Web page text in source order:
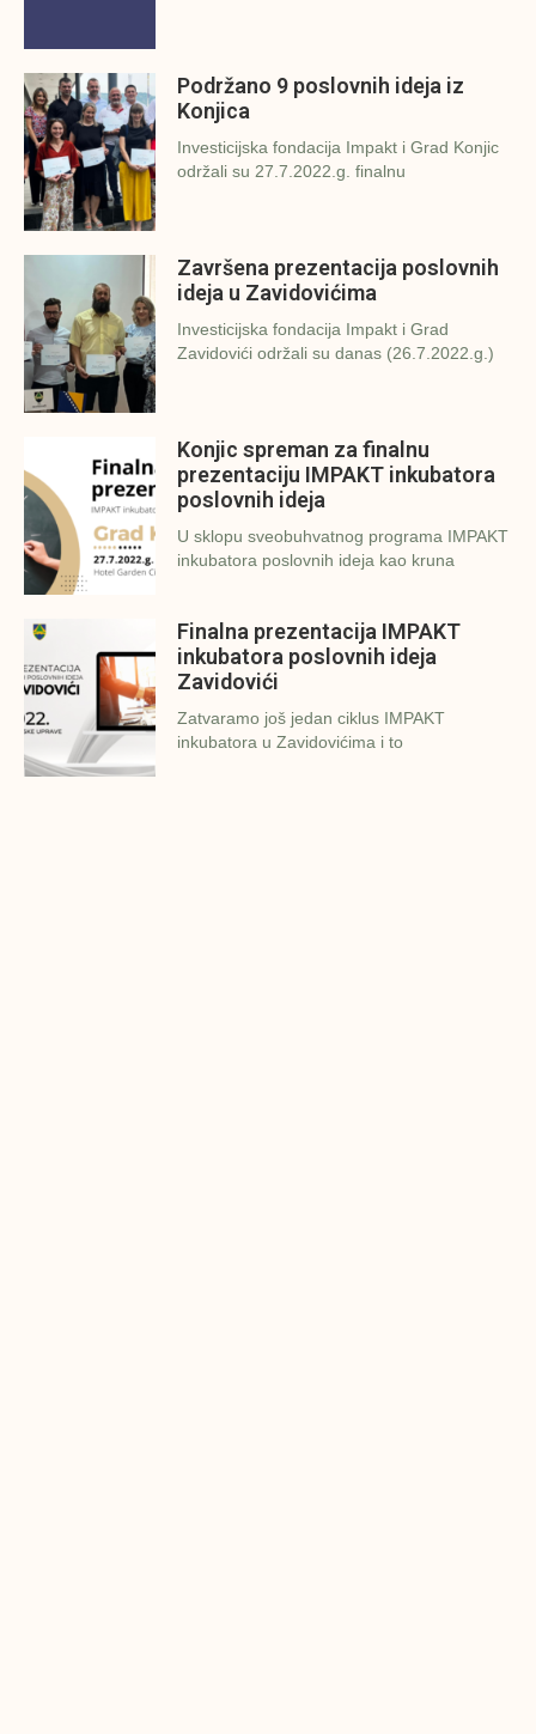
Podržano 9 poslovnih ideja iz
Konjica
Investicijska fondacija Impakt i Grad Konjic
održali su 27.7.2022.g. finalnu
Završena prezentacija poslovnih
ideja u Zavidovićima
Investicijska fondacija Impakt i Grad
Zavidovići održali su danas (26.7.2022.g.)
Konjic spreman za finalnu
prezentaciju IMPAKT inkubatora
poslovnih ideja
U sklopu sveobuhvatnog programa IMPAKT
inkubatora poslovnih ideja kao kruna
Finalna prezentacija IMPAKT
inkubatora poslovnih ideja
Zavidovići
Zatvaramo još jedan ciklus IMPAKT
inkubatora u Zavidovićima i to